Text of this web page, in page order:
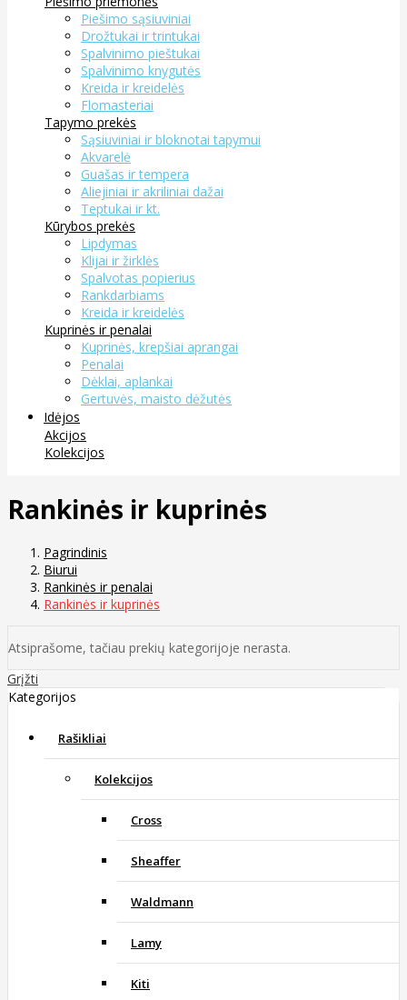
Piešimo sąsiuviniai
Drožtukai ir trintukai
Spalvinimo pieštukai
Spalvinimo knygutės
Kreida ir kreidelės
Flomasteriai
Tapymo prekės
Sąsiuviniai ir bloknotai tapymui
Akvarelė
Guašas ir tempera
Aliejiniai ir akriliniai dažai
Teptukai ir kt.
Kūrybos prekės
Lipdymas
Klijai ir žirklės
Spalvotas popierius
Rankdarbiams
Kreida ir kreidelės
Kuprinės ir penalai
Kuprinės, krepšiai aprangai
Penalai
Dėklai, aplankai
Gertuvės, maisto dėžutės
Idėjos
Akcijos
Kolekcijos
Rankinės ir kuprinės
Pagrindinis
Biurui
Rankinės ir penalai
Rankinės ir kuprinės
Atsiprašome, tačiau prekių kategorijoje nerasta.
Grįžti
Kategorijos
Rašikliai
Kolekcijos
Cross
Sheaffer
Waldmann
Lamy
Kiti